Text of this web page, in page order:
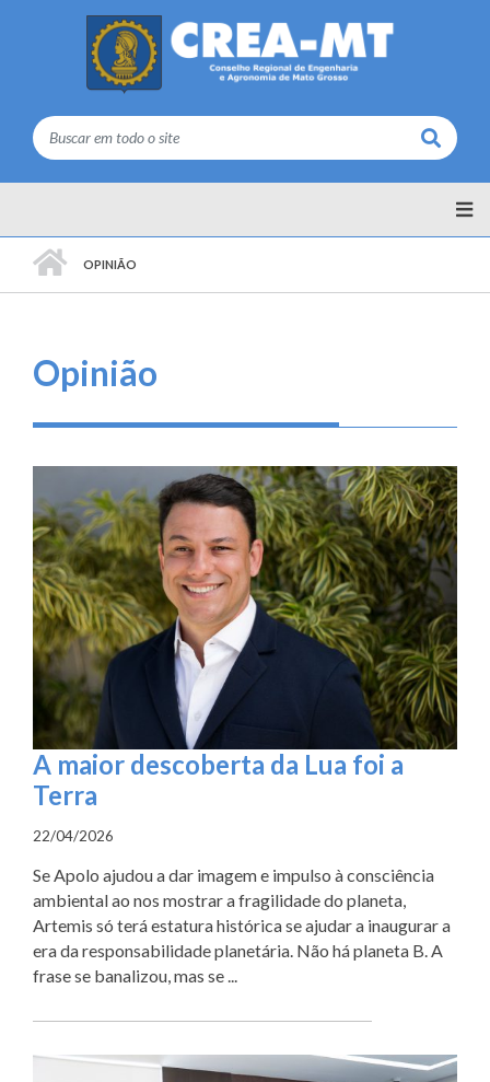
Buscar
OPINIÃO
Opinião
A maior descoberta da Lua foi a
Terra
22/04/2026
Se Apolo ajudou a dar imagem e impulso à consciência
ambiental ao nos mostrar a fragilidade do planeta,
Artemis só terá estatura histórica se ajudar a inaugurar a
era da responsabilidade planetária. Não há planeta B. A
frase se banalizou, mas se ...